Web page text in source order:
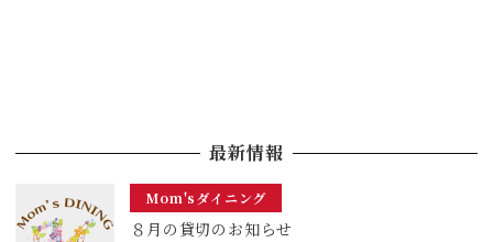
最新情報
Mom'sダイニング
８月の貸切のお知らせ